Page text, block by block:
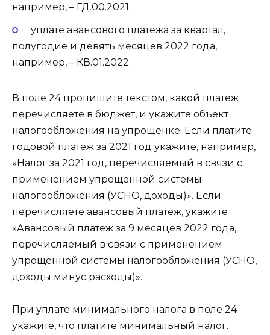
например, – ГД.00.2021;
уплате авансового платежа за квартал,
полугодие и девять месяцев 2022 года,
например, – КВ.01.2022.
В поле 24 пропишите текстом, какой платеж
перечисляете в бюджет, и укажите объект
налогообложения на упрощенке. Если платите
годовой платеж за 2021 год укажите, например,
«Налог за 2021 год, перечисляемый в связи с
применением упрощенной системы
налогообложения (УСНО, доходы)». Если
перечисляете авансовый платеж, укажите
«Авансовый платеж за 9 месяцев 2022 года,
перечисляемый в связи с применением
упрощенной системы налогообложения (УСНО,
доходы минус расходы)».
При уплате минимального налога в поле 24
укажите, что платите минимальный налог.